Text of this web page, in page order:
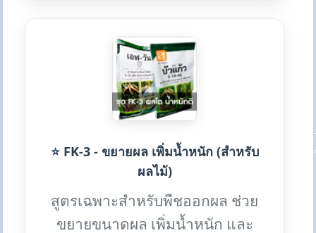
⭐ FK-3 - ขยายผล เพิ่มน้ำหนัก (สำหรับ
ผลไม้)
สูตรเฉพาะสำหรับพืชออกผล ช่วย
ขยายขนาดผล เพิ่มน้ำหนัก และ